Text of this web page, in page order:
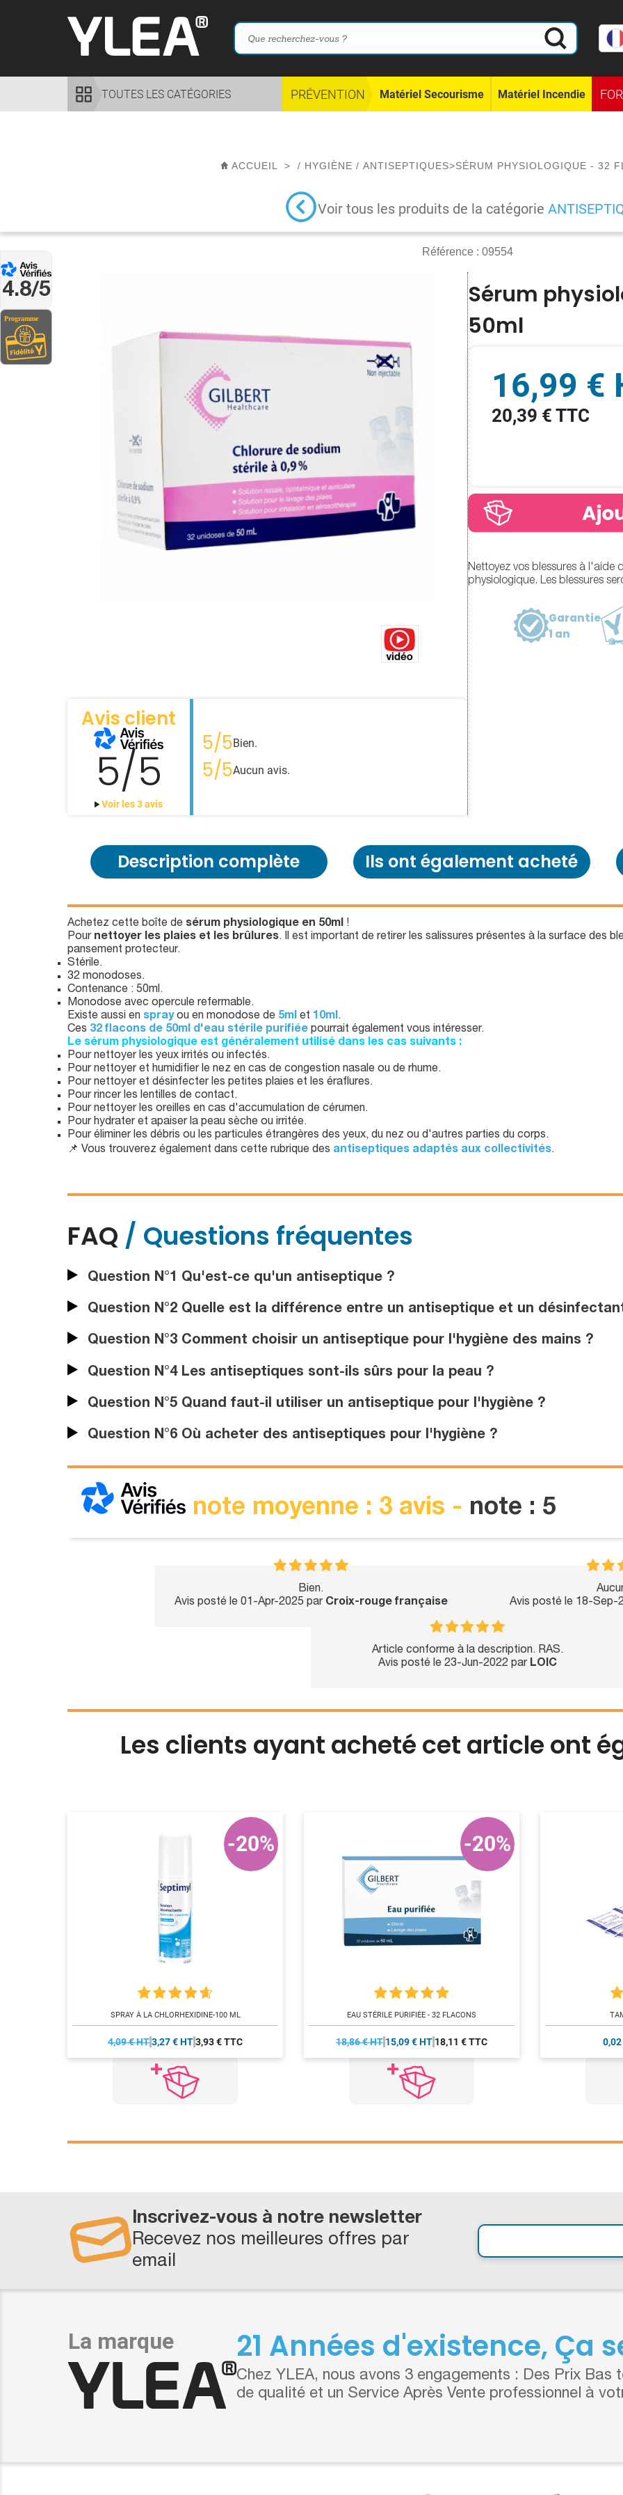
4.8/5
TOUTES LES CATÉGORIES PRÉVENTION Matériel Secourisme Matériel Incendie
ACCUEIL > / HYGIÈNE /ANTISEPTIQUES>SÉRUM PHYSIOLOGIQUE - 32
Voir tous les produits de la catégorie
Référence : 09554
Avis client
5/5
Voir les 3 avis
5/5Bien.
5/5Aucun avis.
Sérum
50ml
16,99 €
20,39 € TTC
Nettoyez vos blessures à l'aide
physiologique. Les blessures
Garantie
1 an
Description complète Ils ont également acheté
Achetez cette boîte de sérum physiologique en 50ml !
Pour nettoyer les plaies et les brûlures. Il est important de retirer les salissures présentes à la surface des
pansement protecteur.
Stérile.
32 monodoses.
Contenance : 50ml.
Monodose avec opercule refermable.
Existe aussi en sprayou en monodose de 5ml et 10ml.
Ces 32 flacons de 50ml d'eau stérile purifiée pourrait également vous intéresser.
Le sérum physiologique est généralement utilisé dans les cas suivants :
Pour nettoyer les yeux irrités ou infectés.
Pour nettoyer et humidifier le nez en cas de congestion nasale ou de rhume.
Pour nettoyer et désinfecter les petites plaies et les éraflures.
Pour rincer les lentilles de contact.
Pour nettoyer les oreilles en cas d'accumulation de cérumen.
Pour hydrater et apaiser la peau sèche ou irritée.
Pour éliminer les débris ou les particules étrangères des yeux, du nez ou d'autres parties du corps.
📌 Vous trouverez également dans cette rubrique des antiseptiques adaptés aux collectivités.
FAQ / Questions fréquentes
Question N°1 Qu'est-ce qu'un antiseptique ?
Question N°2 Quelle est la différence entre un antiseptique et un
Question N°3 Comment choisir un antiseptique pour l'hygiène des mains ?
Question N°4 Les antiseptiques sont-ils sûrs pour la peau ?
Question N°5 Quand faut-il utiliser un antiseptique pour l'hygiène ?
Question N°6 Où acheter des antiseptiques pour l'hygiène ?
note moyenne : 3 avis - note : 5
Bien.
Avis posté le 01-Apr-2025 par Croix-rouge française
Avis posté le 18-Sep-
Article conforme à la description. RAS.
Avis posté le 23-Jun-2022 par LOIC
Les clients ayant acheté cet article ont
SPRAY À LA CHLORHEXIDINE-100 ML
4,09 € HT3,27 € HT3,93 € TTC
-20%
EAU STÉRILE PURIFIÉE - 32 FLACONS
18,86 € HT 15,09 € HT 18,11 € TTC
-20%
Inscrivez-vous à notre newsletter
Recevez nos meilleures offres par
email
21 Années d'existence, Ça
Chez YLEA, nous avons 3 engagements : Des Prix Bas
de qualité et un Service Après Vente professionnel à